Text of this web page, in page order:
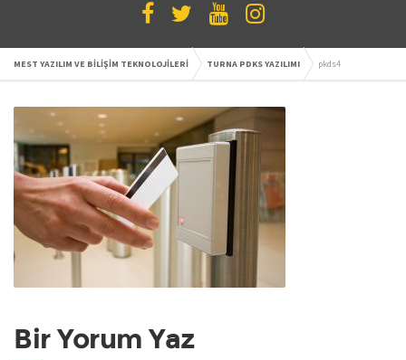
MEST YAZILIM VE BİLİŞİM TEKNOLOJİLERİ TURNA PDKS YAZILIMI pkds4
Bir Yorum Yaz